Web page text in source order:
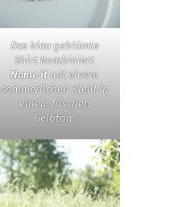
Das blau geblümte
Shirt kombiniert
Name itmit einem
sommerlichen Kleid in
einem frischen
Gelbton.